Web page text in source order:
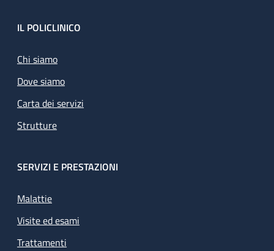
Footer
IL POLICLINICO
Chi siamo
Dove siamo
Carta dei servizi
Strutture
SERVIZI E PRESTAZIONI
Malattie
Visite ed esami
Trattamenti